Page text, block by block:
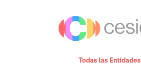
Todas las Entidades